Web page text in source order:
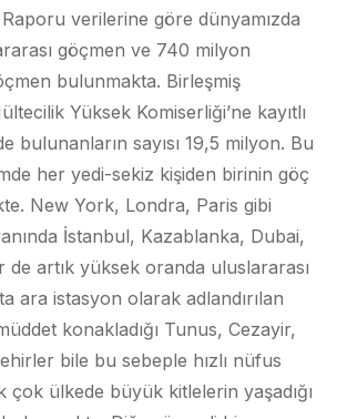
verilerine göre dünyamızda
göçmen ve 740 milyon
bulunmakta. Birleşmiş
Yüksek Komiserliği’ne kayıtlı
bulunanların sayısı 19,5 milyon. Bu
her yedi-sekiz kişiden birinin göç
New York, Londra, Paris gibi
İstanbul, Kazablanka, Dubai,
de artık yüksek oranda uluslararası
ara istasyon olarak adlandırılan
konakladığı Tunus, Cezayir,
bile bu sebeple hızlı nüfus
çok ülkede büyük kitlelerin yaşadığı